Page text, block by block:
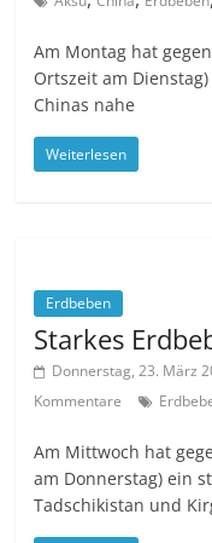
Am Montag hat
Ortszeit am
Chinas nahe
Weiterlesen
Erdbeben
Starkes
Donnerstag, 23. März
Kommentare
Am Mittwoch hat
am Donnerstag) ein
Tadschikistan und